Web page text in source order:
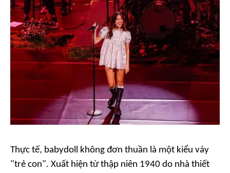
Thực tế, babydoll không đơn thuần là một kiểu váy
"trẻ con". Xuất hiện từ thập niên 1940 do nhà thiết